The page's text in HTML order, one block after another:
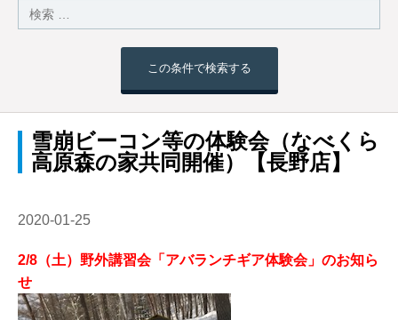
この条件で検索する
雪崩ビーコン等の体験会（なべくら
高原森の家共同開催）【長野店】
2020-01-25
2/8（土）野外講習会「アバランチギア体験会」のお知ら
せ